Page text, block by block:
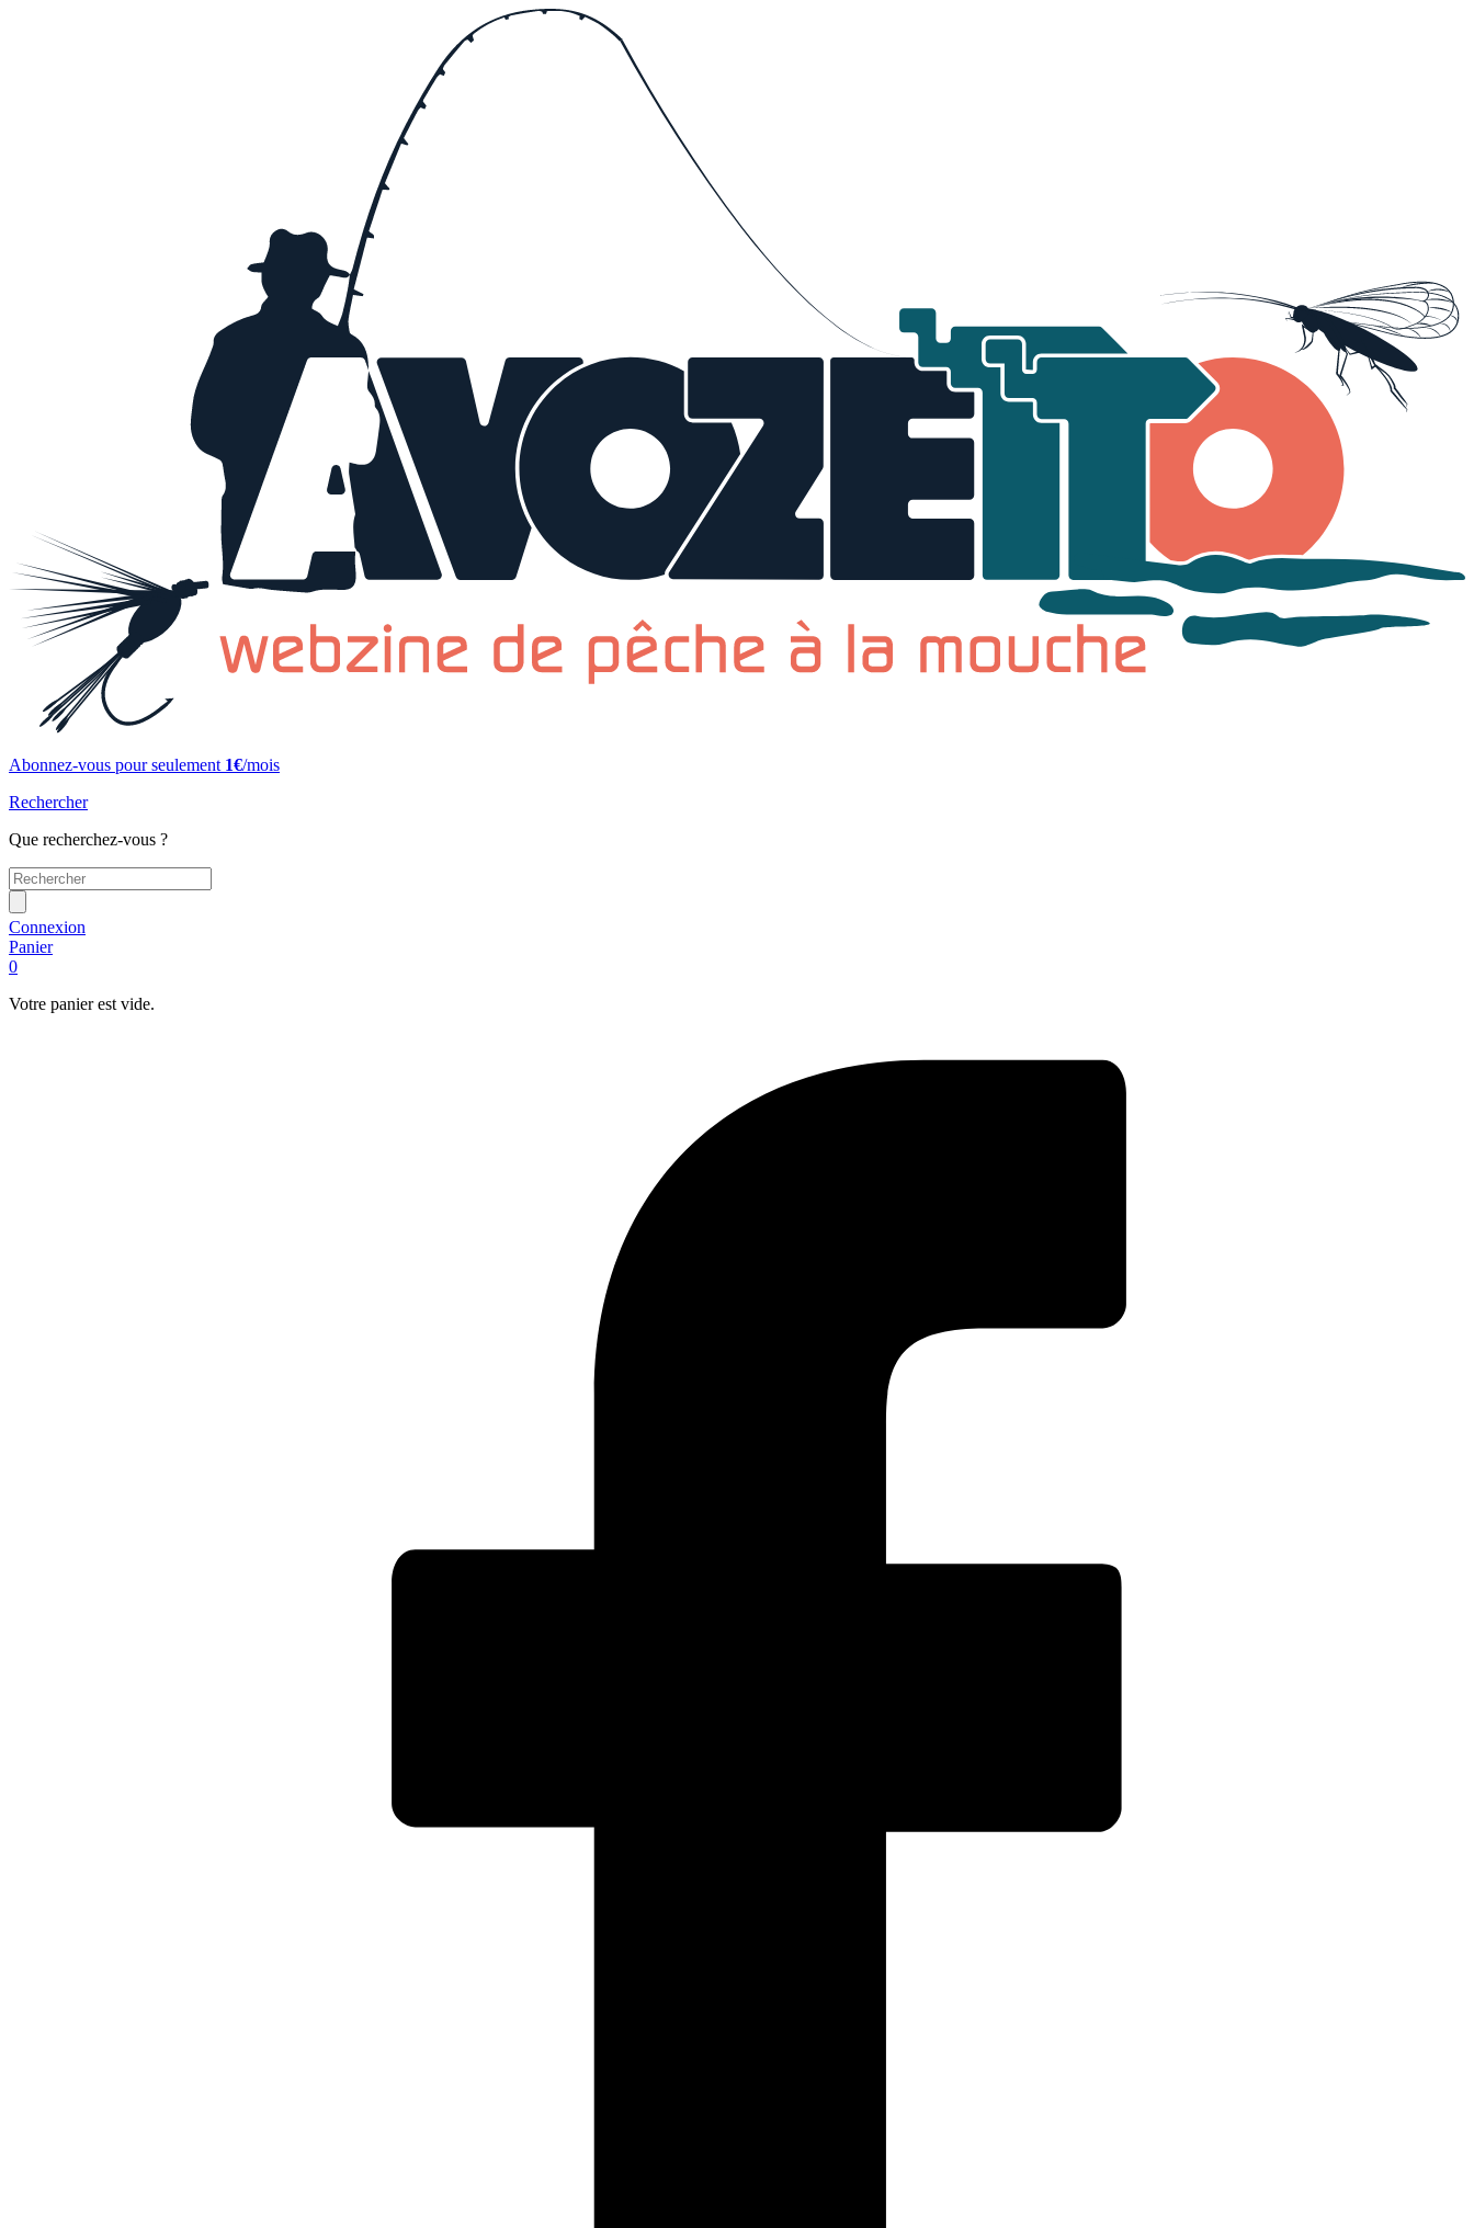
Abonnez-vous pour seulement 1€/mois
Rechercher
Que recherchez-vous ?
Connexion
Panier
0
Votre panier est vide.